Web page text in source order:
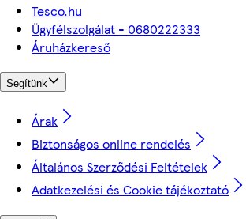
Tesco.hu
Ügyfélszolgálat - 0680222333
Áruházkereső
Segítünk
Árak
Biztonságos online rendelés
Általános Szerződési Feltételek
Adatkezelési és Cookie tájékoztató